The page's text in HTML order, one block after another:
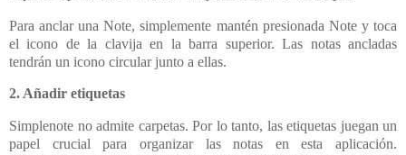
Para anclar una Note, simplemente mantén presionada Note y toca
el icono de la clavija en la barra superior. Las notas ancladas
tendrán un icono circular junto a ellas.
2. Añadir etiquetas
Simplenote no admite carpetas. Por lo tanto, las etiquetas juegan un
papel crucial para organizar las notas en esta aplicación.